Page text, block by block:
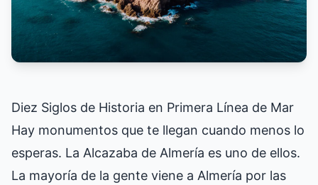
Diez Siglos de Historia en Primera Línea de Mar
Hay monumentos que te llegan cuando menos lo
esperas. La Alcazaba de Almería es uno de ellos.
La mayoría de la gente viene a Almería por las